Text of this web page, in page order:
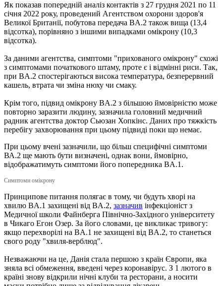
Як показав попередній аналіз контактів з 27 грудня 2021 по 11
січня 2022 року, проведений Агентством охорони здоров'я
Великої Британії, побутова передача BA.2 також вища (13,4
відсотка), порівняно з іншими випадками омікрону (10,3
відсотка).
За даними агентства, симптоми "прихованого омікрону" схожі
з симптомами початкового штаму, проте є і відмінні риси. Так,
при BA.2 спостерігаються висока температура, безперервний
кашель, втрата чи зміна нюху чи смаку.
Крім того, підвид омікрону BA.2 з більшою ймовірністю може
повторно заразити людину, зазначила головний медичний
радник агентства доктор Сьюзан Хопкінс. Даних про тяжкість
перебігу захворювання при цьому підвиді поки що немає.
При цьому вчені зазначили, що більш специфічні симптоми
ВА.2 ще мають бути визначені, однак вони, ймовірно,
відображатимуть симптоми його попередника BA.1.
Симптоми омікрону
Принципове питання полягає в тому, чи будуть хворі на
хвилю BA.1 захищені від BA.2, зазначив інфекціоніст з
Медичної школи Файнберга Північно-Західного університету
в Чикаго Егон Озер. За його словами, це викликає тривогу:
якщо перехворілі на BA.1 не захищені від BA.2, то станеться
свого роду "хвиля-верблюд".
Незважаючи на це, Данія стала першою з країн Європи, яка
зняла всі обмеження, введені через коронавірус. З 1 лютого в
країні знову відкрили нічні клуби та ресторани, а носити